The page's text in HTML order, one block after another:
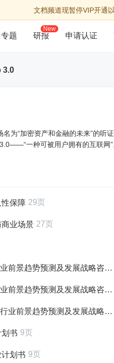
文档频道现暂停VIP开通
专题 研报
New
申请认证
3.0
为“加密资产和金融的未来”的听
一种可被用户拥有的互联网”
保障 29页
业场景 27页
趋势预测及发展战略咨询报告
趋势预测及发展战略咨询报告
景趋势预测及发展战略咨询报告
书 9页
划书 9页